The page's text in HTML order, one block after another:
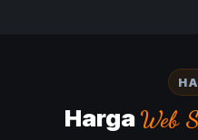
HargaWeb